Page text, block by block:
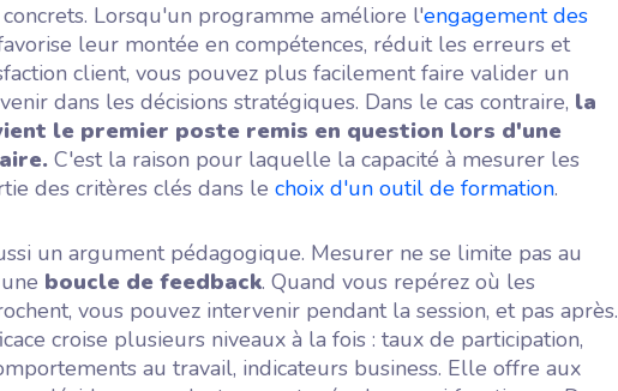
Lorsqu'un programme améliore l'engagement des
leur montée en compétences, réduit les erreurs et
client, vous pouvez plus facilement faire valider un
dans les décisions stratégiques. Dans le cas contraire, la
le premier poste remis en question lors d'une
C'est la raison pour laquelle la capacité à mesurer les
des critères clés dans le choix d'un outil de formation.
un argument pédagogique. Mesurer ne se limite pas au
boucle de feedback. Quand vous repérez où les
vous pouvez intervenir pendant la session, et pas après.
croise plusieurs niveaux à la fois : taux de participation,
au travail, indicateurs business. Elle offre aux